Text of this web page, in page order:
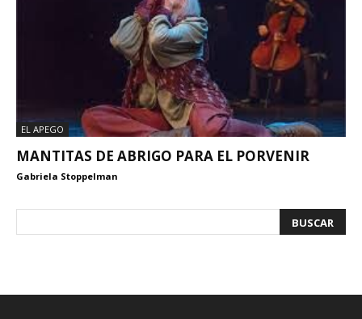
EL APEGO
MANTITAS DE ABRIGO PARA EL PORVENIR
Gabriela Stoppelman